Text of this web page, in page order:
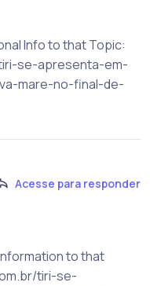
Info to that Topic:
se-apresenta-em-
mare-no-final-de-
Acesse para responder
to that
tiri-se-